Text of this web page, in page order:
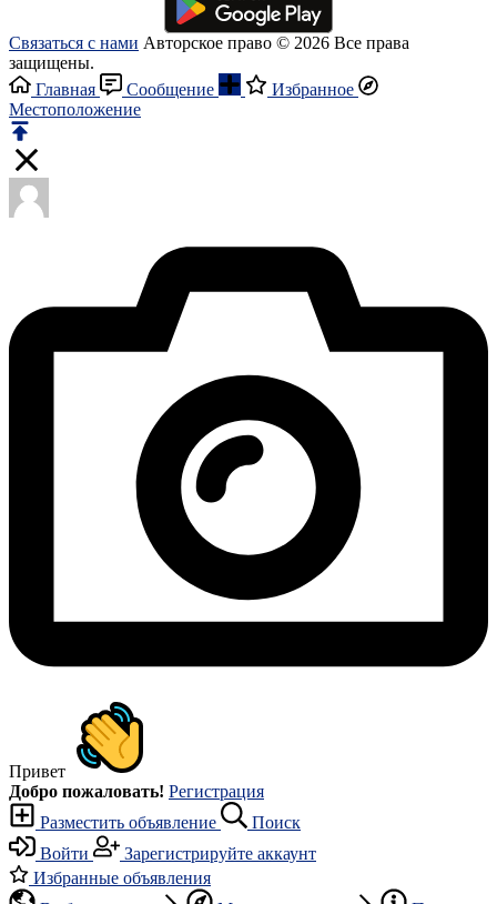
Связаться с нами Авторское право © 2026 Все права
защищены.
Главная
Сообщение
Избранное
Местоположение
Привет
Добро пожаловать! Регистрация
Разместить объявление
Поиск
Войти
Зарегистрируйте аккаунт
Избранные объявления